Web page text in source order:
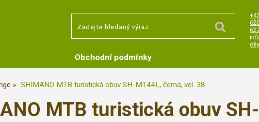
Obchodní podmínky
SHIMANO MTB turistická obuv SH-MT44L, černá, vel. 38
MTB turistická obuv